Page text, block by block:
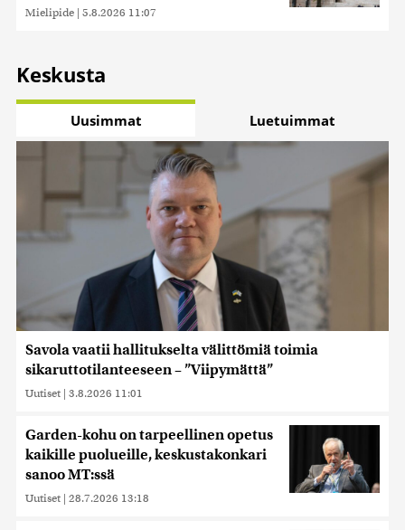
Mielipide | 5.8.2026 11:07
Keskusta
Uusimmat Luetuimmat
Savola vaatii hallitukselta välittömiä toimia
sikaruttotilanteeseen – ”Viipymättä”
Uutiset | 3.8.2026 11:01
Garden-kohu on tarpeellinen opetus
kaikille puolueille, keskustakonkari
sanoo MT:ssä
Uutiset | 28.7.2026 13:18